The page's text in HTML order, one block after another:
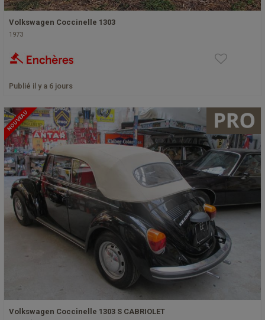
Volkswagen Coccinelle 1303
1973
Publié il y a 6 jours
NOUVEAU
Volkswagen Coccinelle 1303 S CABRIOLET